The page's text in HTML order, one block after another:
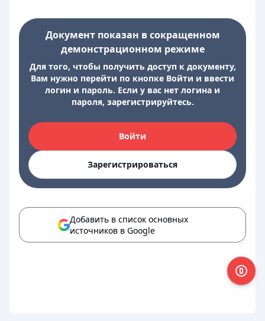
Документ показан в сокращенном
демонстрационном режиме
Для того, чтобы получить доступ к документу,
Вам нужно перейти по кнопке Войти и ввести
логин и пароль. Если у вас нет логина и
пароля, зарегистрируйтесь.
Войти
Зарегистрироваться
Добавить в список основных
источников в Google